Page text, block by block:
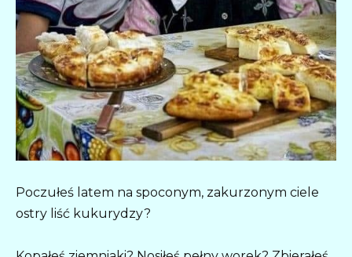
Poczułeś latem na spoconym, zakurzonym ciele
ostry liść kukurydzy?